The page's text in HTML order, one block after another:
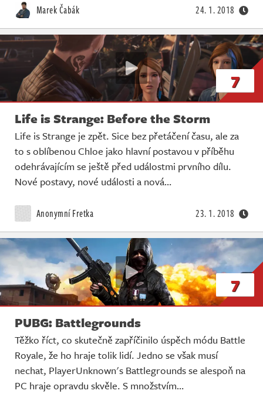
Marek Čabák 24. 1. 2018
7
Life is Strange: Before the Storm
Life is Strange je zpět. Sice bez přetáčení času, ale za
to s oblíbenou Chloe jako hlavní postavou v příběhu
odehrávajícím se ještě před událostmi prvního dílu.
Nové postavy, nové události a nová…
Anonymní Fretka 23. 1. 2018
7
PUBG: Battlegrounds
Těžko říct, co skutečně zapříčinilo úspěch módu Battle
Royale, že ho hraje tolik lidí. Jedno se však musí
nechat, PlayerUnknown's Battlegrounds se alespoň na
PC hraje opravdu skvěle. S množstvím…